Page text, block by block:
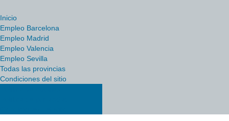
Inicio
Empleo Barcelona
Empleo Madrid
Empleo Valencia
Empleo Sevilla
Todas las provincias
Condiciones del sitio